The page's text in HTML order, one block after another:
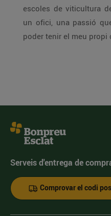
escoles de viticultura
un ofici, una passió
poder tenir el meu propi
Serveis d'entrega de
Comprovar el codi